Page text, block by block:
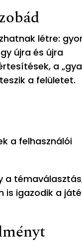
létre:
újra és újra
a
a felületet.
a felhasználói
a
is igazodik a